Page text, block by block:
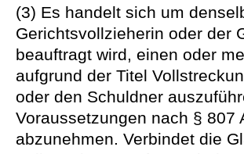
(3) Es handelt sich um
Gerichtsvollzieherin oder der
beauftragt wird, einen oder
aufgrund der Titel
oder den Schuldner
Voraussetzungen nach § 807
abzunehmen. Verbindet die